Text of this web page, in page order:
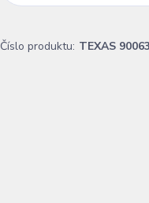
Číslo produktu: TEXAS